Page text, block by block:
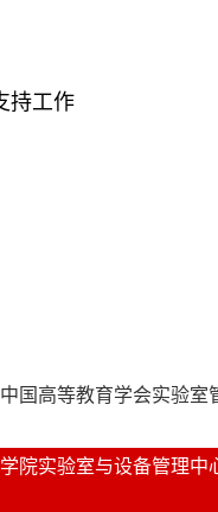
持工作
中国高等教育学会实验室
院实验室与设备管理